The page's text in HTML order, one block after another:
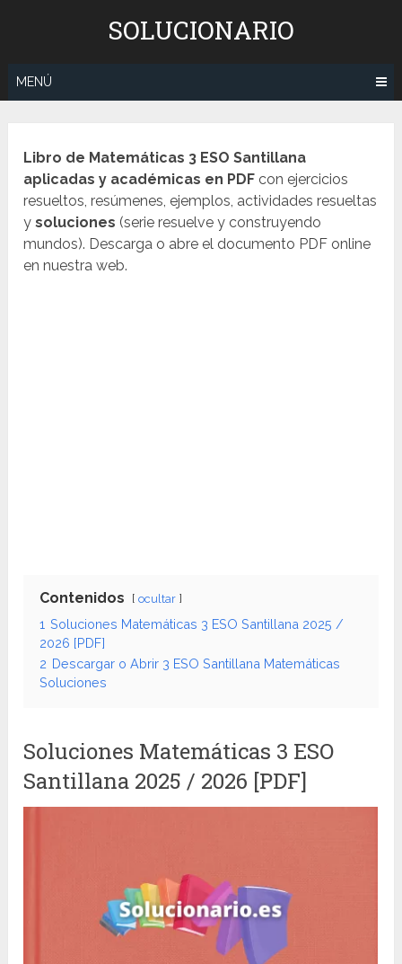
SOLUCIONARIO
MENÚ
Libro de Matemáticas 3 ESO Santillana
aplicadas y académicas en PDF con ejercicios
resueltos, resúmenes, ejemplos, actividades resueltas
ysoluciones (serie resuelve y construyendo
mundos). Descarga o abre el documento PDF online
en nuestra web.
Contenidos ocultar
1 Soluciones Matemáticas 3 ESO Santillana 2025 /
2026 [PDF]
2 Descargar o Abrir 3 ESO Santillana Matemáticas
Soluciones
Soluciones Matemáticas 3 ESO
Santillana 2025 / 2026 [PDF]